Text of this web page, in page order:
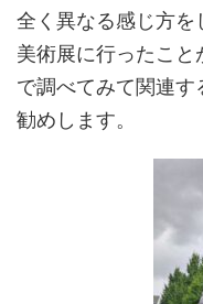
全く異なる感じ方を
美術展に行ったこ
で調べてみて関連
勧めします。